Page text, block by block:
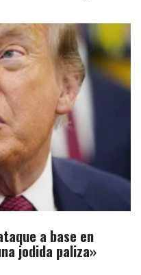
a base en
jodida paliza»